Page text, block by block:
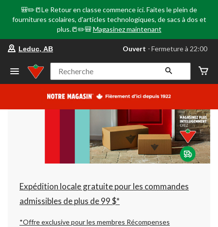
🎒✏️📒Le Retour en classe commence ici. Faites le plein de
fournitures scolaires, d'articles technologiques, de sacs à dos et
plus.📒✏️🎒 Magasinez maintenant
votre
préféré
Leduc,
AB,
courament
Fermeture
à
22:00
cliquer
pour
changer
Leduc, AB Ouvert ⋅ Fermeture à 22:00
Recherche
Expédition locale gratuite pour les commandes
admissibles de plus de 99 $*
*Offre exclusive pour les membres Récompenses